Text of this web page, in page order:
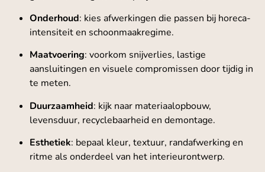
Onderhoud: kies afwerkingen die passen bij horeca-
intensiteit en schoonmaakregime.
Maatvoering: voorkom snijverlies, lastige
aansluitingen en visuele compromissen door tijdig in
te meten.
Duurzaamheid: kijk naar materiaalopbouw,
levensduur, recyclebaarheid en demontage.
Esthetiek: bepaal kleur, textuur, randafwerking en
ritme als onderdeel van het interieurontwerp.